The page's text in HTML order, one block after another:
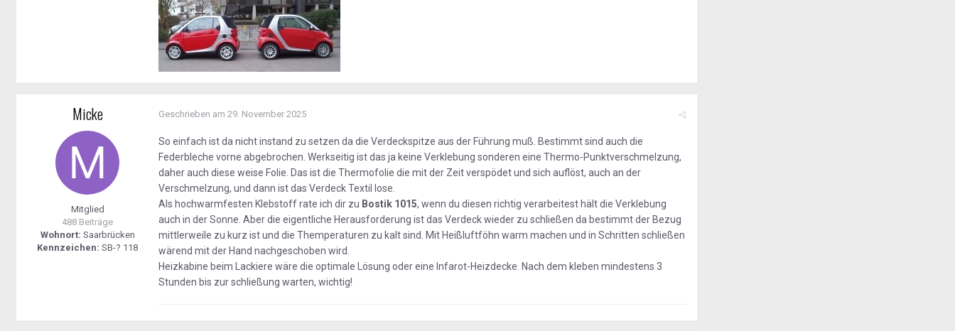
Micke
Mitglied
488 Beiträge
Wohnort: Saarbrücken
Kennzeichen: SB-? 118
Geschrieben am 29. November 2025
So einfach ist da nicht instand zu setzen da die Verdeckspitze aus der Führung muß. Bestimmt sind auch die
Federbleche vorne abgebrochen. Werkseitig ist das ja keine Verklebung sonderen eine Thermo-Punktverschmelzung,
daher auch diese weise Folie. Das ist die Thermofolie die mit der Zeit verspödet und sich auflöst, auch an der
Verschmelzung, und dann ist das Verdeck Textil lose.
Als hochwarmfesten Klebstoff rate ich dir zu Bostik 1015, wenn du diesen richtig verarbeitest hält die Verklebung
auch in der Sonne. Aber die eigentliche Herausforderung ist das Verdeck wieder zu schließen da bestimmt der Bezug
mittlerweile zu kurz ist und die Themperaturen zu kalt sind. Mit Heißluftföhn warm machen und in Schritten schließen
wärend mit der Hand nachgeschoben wird.
Heizkabine beim Lackiere wäre die optimale Lösung oder eine Infarot-Heizdecke. Nach dem kleben mindestens 3
Stunden bis zur schließung warten, wichtig!